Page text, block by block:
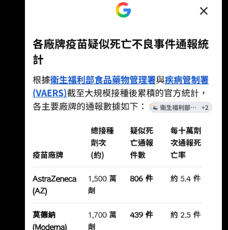
是掩蓋了採購程序 結果是蔣萬安決議的 再度覺
得..... 國民黨你們好好躺平好嗎 --